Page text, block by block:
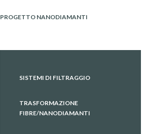
PROGETTO NANODIAMANTI
SISTEMI DI FILTRAGGIO
TRASFORMAZIONE
FIBRE/NANODIAMANTI